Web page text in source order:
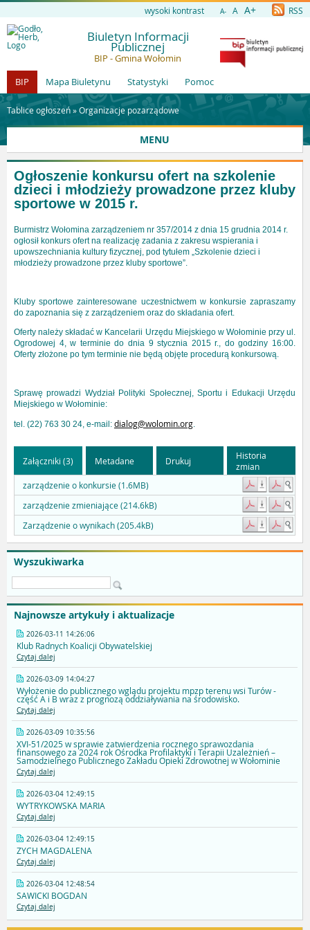
wysoki kontrast A- A A+ RSS
Biuletyn Informacji
Publicznej
BIP - Gmina Wołomin
BIP
Mapa Biuletynu Statystyki Pomoc
Tablice ogłoszeń »Organizacje pozarządowe
MENU
Wyszukiwarka
Najnowsze artykuły i aktualizacje
2026-03-11 14:26:06
Klub Radnych Koalicji Obywatelskiej
Czytaj dalej
2026-03-09 14:04:27
Wyłożenie do publicznego wglądu projektu mpzp terenu wsi Turów -
część A i B wraz z prognozą oddziaływania na środowisko.
Czytaj dalej
2026-03-09 10:35:56
XVI-51/2025 w sprawie zatwierdzenia rocznego sprawozdania
finansowego za 2024 rok Ośrodka Profilaktyki i Terapii Uzależnień –
Samodzielnego Publicznego Zakładu Opieki Zdrowotnej w Wołominie
Czytaj dalej
2026-03-04 12:49:15
WYTRYKOWSKA MARIA
Czytaj dalej
2026-03-04 12:49:15
ZYCH MAGDALENA
Czytaj dalej
2026-03-04 12:48:54
SAWICKI BOGDAN
Czytaj dalej
Ogłoszenie konkursu ofert na szkolenie
dzieci i młodzieży prowadzone przez kluby
sportowe w 2015 r.
Burmistrz Wołomina zarządzeniem nr 357/2014 z dnia 15 grudnia 2014 r.
ogłosił konkurs ofert na realizację zadania z zakresu wspierania i
upowszechniania kultury fizycznej, pod tytułem „Szkolenie dzieci i
młodzieży prowadzone przez kluby sportowe”.
Kluby sportowe zainteresowane uczestnictwem w konkursie zapraszamy
do zapoznania się z zarządzeniem oraz do składania ofert.
Oferty należy składaćw Kancelarii Urzędu Miejskiego w Wołominie przy ul.
Ogrodowej 4, w terminie do dnia 9stycznia 2015r., do godziny 16:00.
Oferty złożone po tym terminie nie będą objęte procedurą konkursową.
Sprawę prowadzi WydziałPolityki Społecznej, Sportu i Edukacji Urzędu
Miejskiego w Wołominie:
tel. (22) 763 30 24, e-mail: dialog@wolomin.org.
Załączniki (3) Metadane Drukuj
Historia
zmian
zarządzenie o konkursie (1.6MB)
zarządzenie zmieniające (214.6kB)
Zarządzenie o wynikach (205.4kB)